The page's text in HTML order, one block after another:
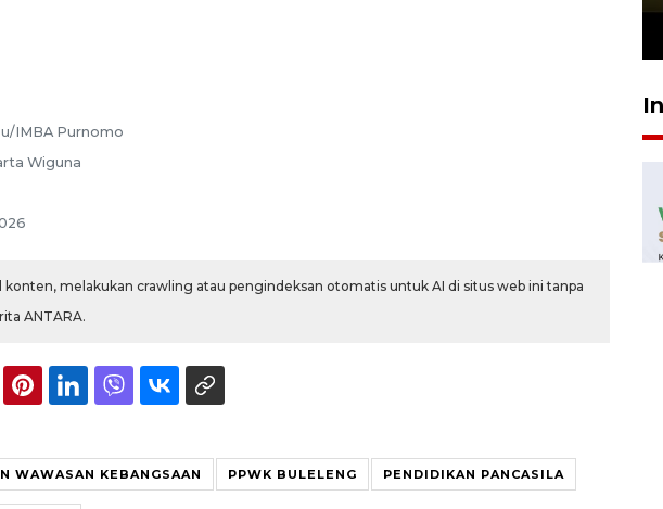
IMBA Purnomo
Wiguna
melakukan crawling atau pengindeksan otomatis untuk AI di situs web ini tanpa
ANTARA.
WAWASAN KEBANGSAAN PPWK BULELENG PENDIDIKAN PANCASILA